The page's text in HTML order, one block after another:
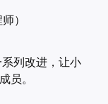
）
列改进，让小
员。